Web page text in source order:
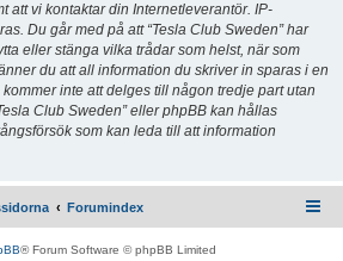
att vi kontaktar din Internetleverantör. IP-
Du går med på att “Tesla Club Sweden” har
eller stänga vilka trådar som helst, när som
du att all information du skriver in sparas i en
inte att delges till någon tredje part utan
Club Sweden” eller phpBB kan hållas
som kan leda till att information
Forumindex
® Forum Software © phpBB Limited